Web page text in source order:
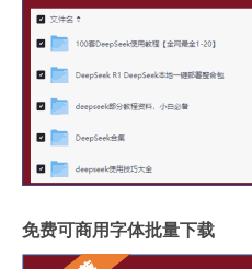
免费可商用字体批量下载